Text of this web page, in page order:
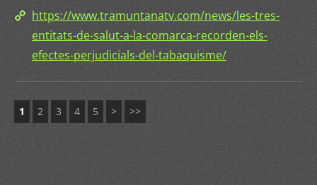
https://www.tramuntanatv.com/news/les-tres-
entitats-de-salut-a-la-comarca-recorden-els-
efectes-perjudicials-del-tabaquisme/
1 2 3 4 5 > >>